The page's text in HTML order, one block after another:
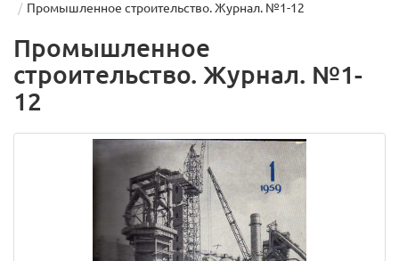
Промышленное строительство. Журнал. №1-12
Промышленное
строительство. Журнал. №1-
12